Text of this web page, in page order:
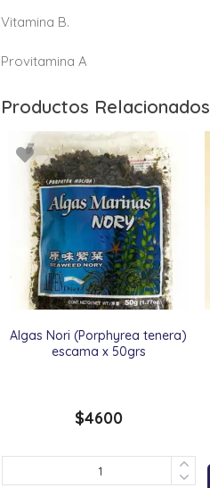
Vitamina B.
Provitamina A
Productos Relacionados
Algas Nori (Porphyrea tenera)
escama x 50grs
$4600